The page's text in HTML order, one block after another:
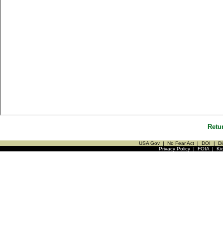
USA Gov | No Fear Act | DOI |
Privacy Policy| FOIA|